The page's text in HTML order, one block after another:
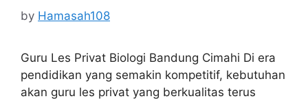
by Hamasah108
Guru Les Privat Biologi Bandung Cimahi Di era
pendidikan yang semakin kompetitif, kebutuhan
akan guru les privat yang berkualitas terus